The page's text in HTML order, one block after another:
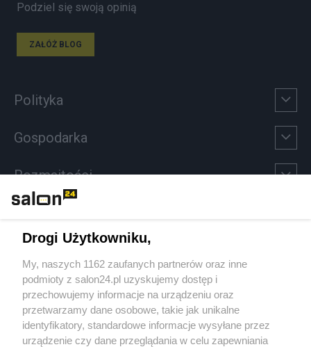
Podziel się swoją opinią
ZAŁÓŻ BLOG
Polityka
Gospodarka
Rozmaitości
Sport
Społeczeństwo
Kultura
Drogi Użytkowniku,
My, naszych 1162 zaufanych partnerów oraz inne
podmioty z salon24.pl uzyskujemy dostęp i
przechowujemy informacje na urządzeniu oraz
przetwarzamy dane osobowe, takie jak unikalne
identyfikatory, standardowe informacje wysyłane przez
urządzenie czy dane przeglądania w celu zapewniania